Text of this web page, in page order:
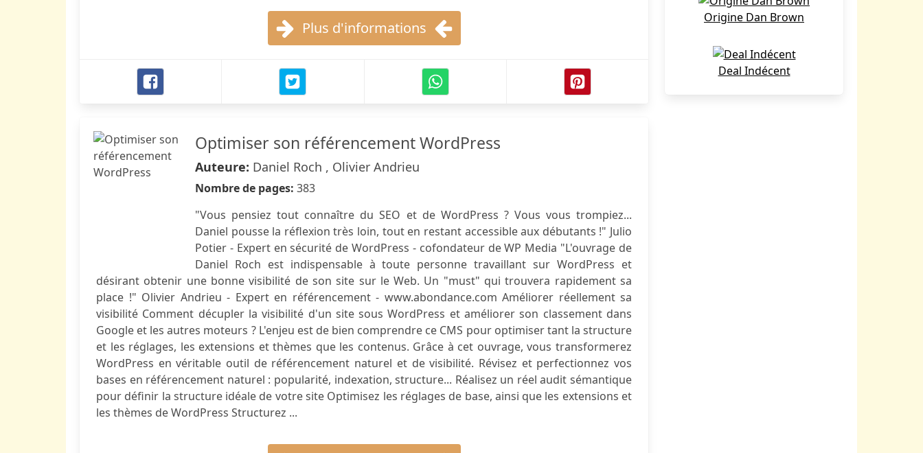
Plus d'informations
Optimiser son référencement WordPress
Auteure: Daniel Roch , Olivier Andrieu
Nombre de pages: 383
"Vous pensiez tout connaître du SEO et de WordPress ? Vous vous trompiez...
Daniel pousse la réflexion très loin, tout en restant accessible aux débutants !" Julio
Potier - Expert en sécurité de WordPress - cofondateur de WP Media "L'ouvrage de
Daniel Roch est indispensable à toute personne travaillant sur WordPress et
désirant obtenir une bonne visibilité de son site sur le Web. Un "must" qui trouvera rapidement sa
place !" Olivier Andrieu - Expert en référencement - www.abondance.com Améliorer réellement sa
visibilité Comment décupler la visibilité d'un site sous WordPress et améliorer son classement dans
Google et les autres moteurs ? L'enjeu est de bien comprendre ce CMS pour optimiser tant la structure
et les réglages, les extensions et thèmes que les contenus. Grâce à cet ouvrage, vous transformerez
WordPress en véritable outil de référencement naturel et de visibilité. Révisez et perfectionnez vos
bases en référencement naturel : popularité, indexation, structure... Réalisez un réel audit sémantique
pour définir la structure idéale de votre site Optimisez les réglages de base, ainsi que les extensions et
les thèmes de WordPress Structurez ...
Origine Dan Brown
Deal Indécent